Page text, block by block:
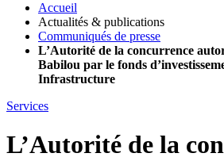
Accueil
Actualités & publications
Communiqués de presse
L’Autorité de la concurrence
Babilou par le fonds
Infrastructure
Services
L’Autorité de la